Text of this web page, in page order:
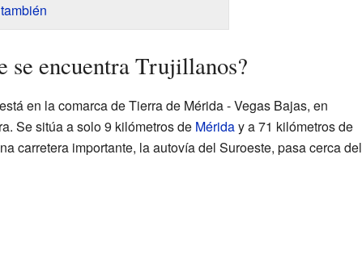
se encuentra Trujillanos?
en la comarca de Tierra de Mérida - Vegas Bajas, en
Se sitúa a solo 9 kilómetros de Mériday a 71 kilómetros de
carretera importante, la autovía del Suroeste, pasa cerca del